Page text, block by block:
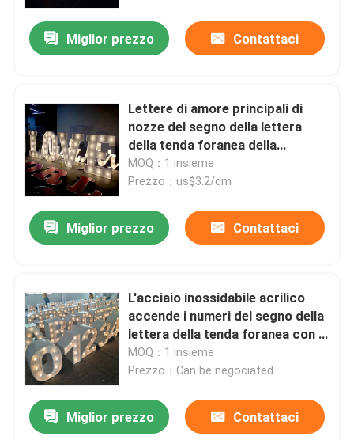
Miglior prezzo Contattaci
Lettere di amore principali di
nozze del segno della lettera
della tenda foranea della
lampadina 3ft 4ft
MOQ：1 insieme
Prezzo：us$3.2/cm
Miglior prezzo Contattaci
L'acciaio inossidabile acrilico
accende i numeri del segno della
lettera della tenda foranea con le
lampadine
MOQ：1 insieme
Prezzo：Can be negociated
Miglior prezzo Contattaci